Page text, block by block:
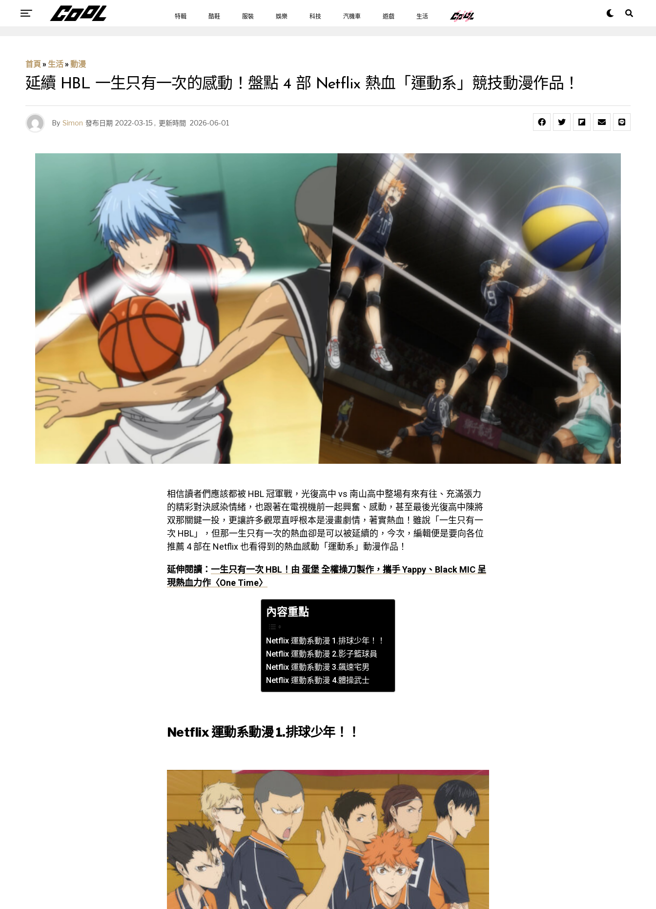
特輯 酷鞋 服裝 娛樂 科技 汽機車 遊戲 生活
首頁 » 生活 » 動漫
延續 HBL 一生只有一次的感動！盤點 4 部 Netflix 熱血「運動系」競技動漫作品！
By Simon 發布日期 2022-03-15 , 更新時間 2026-06-01
相信讀者們應該都被 HBL 冠軍戰，光復高中 vs 南山高中整場有來有往、充滿張力
的精彩對決感染情緒，也跟著在電視機前一起興奮、感動，甚至最後光復高中陳將
双那關鍵一投，更讓許多觀眾直呼根本是漫畫劇情，著實熱血！雖說「一生只有一
次 HBL」，但那一生只有一次的熱血卻是可以被延續的，今次，編輯便是要向各位
推薦 4 部在 Netflix 也看得到的熱血感動「運動系」動漫作品！
延伸閱讀： 一生只有一次 HBL！由 蛋堡 全權操刀製作，攜手 Yappy、Black MIC 呈
現熱血力作〈One Time〉
內容重點
Netflix 運動系動漫 1.排球少年！！
Netflix 運動系動漫 2.影子籃球員
Netflix 運動系動漫 3.飆速宅男
Netflix 運動系動漫 4.體操武士
Netflix 運動系動漫 1.排球少年！！